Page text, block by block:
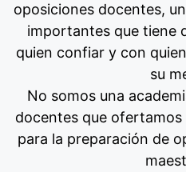
oposiciones docentes,
importantes que tiene
quien confiar y con
su
No somos una
docentes que
para la preparación de